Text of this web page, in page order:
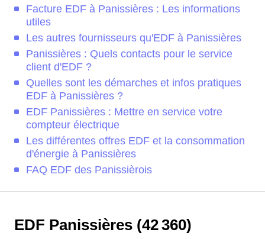
Facture EDF à Panissières : Les informations
utiles
Les autres fournisseurs qu'EDF à Panissières
Panissières : Quels contacts pour le service
client d'EDF ?
Quelles sont les démarches et infos pratiques
EDF à Panissières ?
EDF Panissières : Mettre en service votre
compteur électrique
Les différentes offres EDF et la consommation
d'énergie à Panissières
FAQ EDF des Panissièrois
EDF Panissières (42 360)